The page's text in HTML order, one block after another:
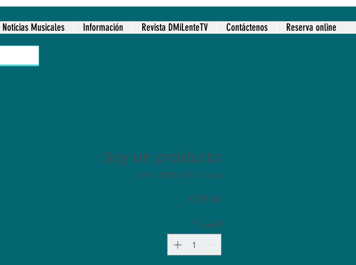
Noticias Musicales Información Revista DMiLenteTV Contáctenos Reserva online
Soy un producto
وحدة SKU: 126351351935
الكمية *